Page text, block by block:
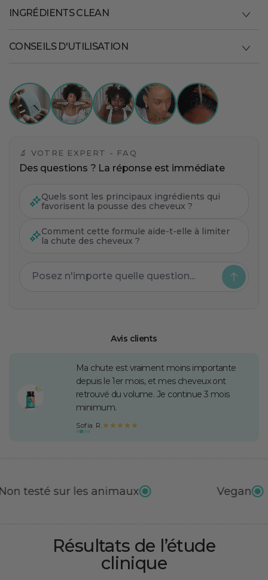
INGRÉDIENTS CLEAN
CONSEILS D'UTILISATION
🔬 VOTRE EXPERT - FAQ
Des questions ? La réponse est immédiate
Quels sont les principaux ingrédients qui
favorisent la pousse des cheveux ?
Comment cette formule aide-t-elle à limiter
la chute des cheveux ?
Avis clients
Prise 2 gélules par jour avec un grand verre
d'eau au petit-déj. Les ongles sont aussi
beaucoup plus forts — top.
Laurène P.
animaux Vegan
Résultats de l’étude
clinique